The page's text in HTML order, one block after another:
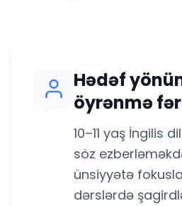
Hədəf
öyrənmə
10–11 yaş İngilis
söz
ünsiyyətə
dərslərdə